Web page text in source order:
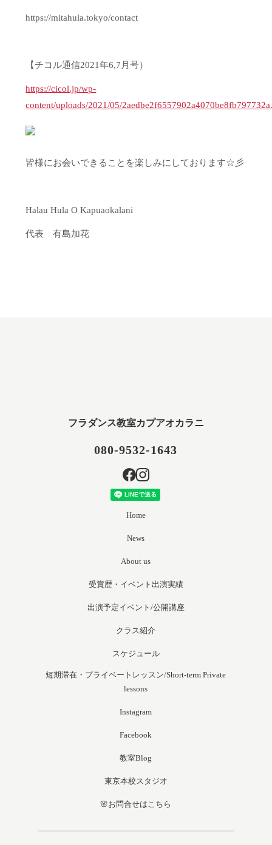
https://mitahula.tokyo/contact
【チコル通信2021年6,7月号）
https://cicol.jp/wp-
content/uploads/2021/05/
皆様にお会いできることを楽しみにしております☆彡
Halau Hula O Kapuaokalani
代表 有島加花
フラダンス教室カプアオカラニ
080-9532-1643
Home
News
About us
受賞歴・イベント出演実績
出演予定イベント/公開講座
クラス紹介
スケジュール
短期滞在・プライベートレッスン/Short-term Private
lessons
Instagram
Facebook
教室Blog
東京本校スタジオ
🌸お問合せはこちら